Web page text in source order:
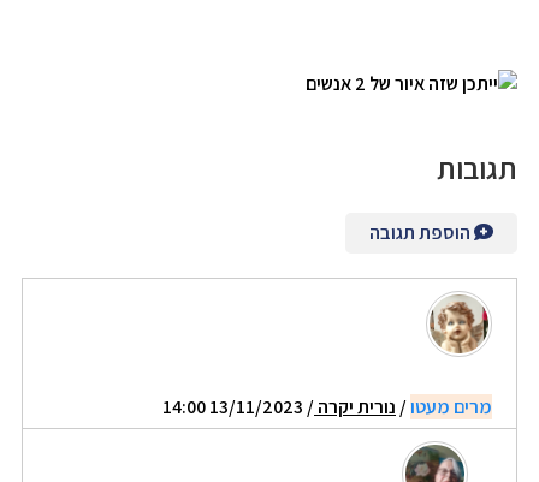
תגובות
הוספת תגובה
מרים מעטו/ נורית יקרה/ 13/11/2023 14:00